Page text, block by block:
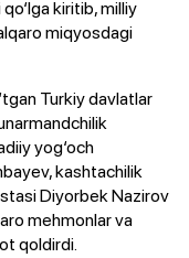
kiritib, milliy
miqyosdagi
Turkiy davlatlar
yog‘och
kashtachilik
Diyorbek Nazirov
mehmonlar va
qoldirdi.